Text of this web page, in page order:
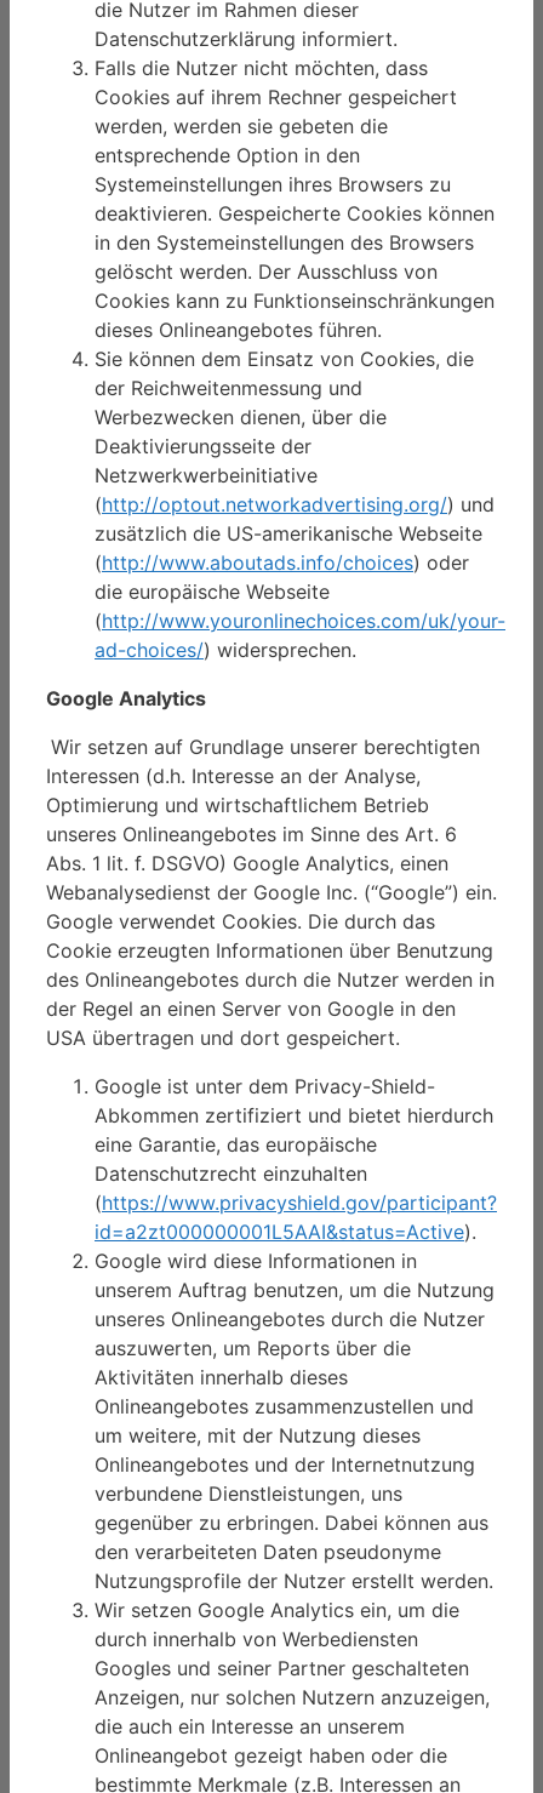
die Nutzer im Rahmen dieser
Datenschutzerklärung informiert.
Falls die Nutzer nicht möchten, dass
Cookies auf ihrem Rechner gespeichert
werden, werden sie gebeten die
entsprechende Option in den
Systemeinstellungen ihres Browsers zu
deaktivieren. Gespeicherte Cookies können
in den Systemeinstellungen des Browsers
gelöscht werden. Der Ausschluss von
Cookies kann zu Funktionseinschränkungen
dieses Onlineangebotes führen.
Sie können dem Einsatz von Cookies, die
der Reichweitenmessung und
Werbezwecken dienen, über die
Deaktivierungsseite der
Netzwerkwerbeinitiative
(http://optout.networkadvertising.org/) und
zusätzlich die US-amerikanische Webseite
(http://www.aboutads.info/choices) oder
die europäische Webseite
(http://www.youronlinechoices.com/uk/your-
ad-choices/) widersprechen.
Google Analytics
Wir setzen auf Grundlage unserer berechtigten
Interessen (d.h. Interesse an der Analyse,
Optimierung und wirtschaftlichem Betrieb
unseres Onlineangebotes im Sinne des Art. 6
Abs. 1 lit. f. DSGVO) Google Analytics, einen
Webanalysedienst der Google Inc. (“Google”) ein.
Google verwendet Cookies. Die durch das
Cookie erzeugten Informationen über Benutzung
des Onlineangebotes durch die Nutzer werden in
der Regel an einen Server von Google in den
USA übertragen und dort gespeichert.
Google ist unter dem Privacy-Shield-
Abkommen zertifiziert und bietet hierdurch
eine Garantie, das europäische
Datenschutzrecht einzuhalten
(https://www.privacyshield.gov/participant?
id=a2zt000000001L5AAI&status=Active).
Google wird diese Informationen in
unserem Auftrag benutzen, um die Nutzung
unseres Onlineangebotes durch die Nutzer
auszuwerten, um Reports über die
Aktivitäten innerhalb dieses
Onlineangebotes zusammenzustellen und
um weitere, mit der Nutzung dieses
Onlineangebotes und der Internetnutzung
verbundene Dienstleistungen, uns
gegenüber zu erbringen. Dabei können aus
den verarbeiteten Daten pseudonyme
Nutzungsprofile der Nutzer erstellt werden.
Wir setzen Google Analytics ein, um die
durch innerhalb von Werbediensten
Googles und seiner Partner geschalteten
Anzeigen, nur solchen Nutzern anzuzeigen,
die auch ein Interesse an unserem
Onlineangebot gezeigt haben oder die
bestimmte Merkmale (z.B. Interessen an